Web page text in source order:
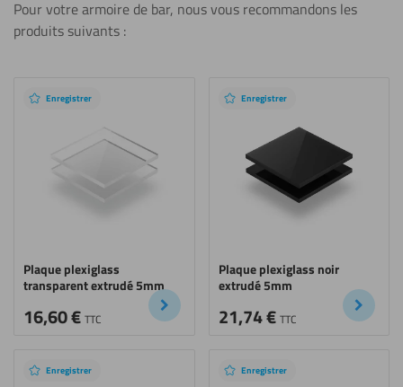
Pour votre armoire de bar, nous vous recommandons les
produits suivants :
recommandés
Enregistrer
Plaque plexiglass
transparent extrudé 5mm
16,60€ TTC
Enregistrer
Plaque plexiglass noir
extrudé 5mm
21,74€ TTC
Enregistrer Enregistrer